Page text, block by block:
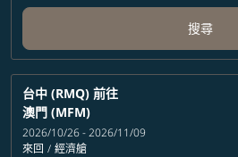
搜尋
台中 (RMQ) 前往
澳門 (MFM)
2026/10/26 - 2026/11/09
來回 / 經濟艙